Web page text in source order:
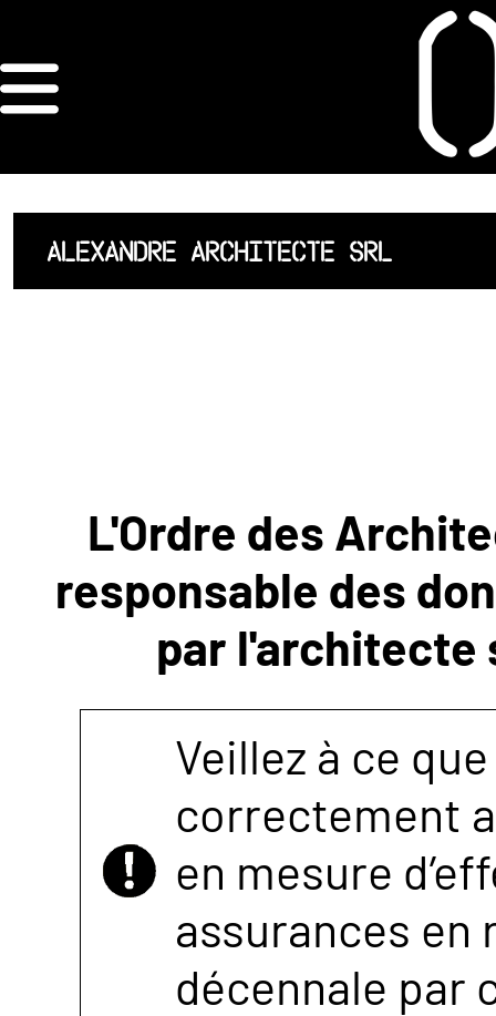
ORDRE DES
ARCHITECTES
ACCUEIL
LISTE DES
NOUS
CONTACTER
ALEXANDRE ARCHITECTE SRL
L'Ordre des
responsable des
par l'architecte
Veillez à ce
correctement
en mesure
assurances
décennale par